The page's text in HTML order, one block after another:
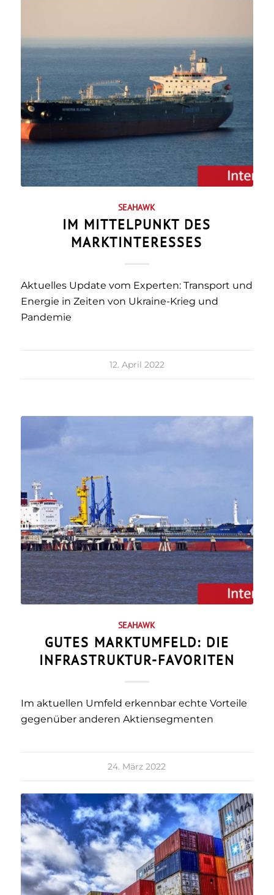
SEAHAWK
IM MITTELPUNKT DES
MARKTINTERESSES
Aktuelles Update vom Experten: Transport und
Energie in Zeiten von Ukraine-Krieg und
Pandemie
12. April 2022
SEAHAWK
GUTES MARKTUMFELD: DIE
INFRASTRUKTUR-FAVORITEN
Im aktuellen Umfeld erkennbar echte Vorteile
gegenüber anderen Aktiensegmenten
24. März 2022